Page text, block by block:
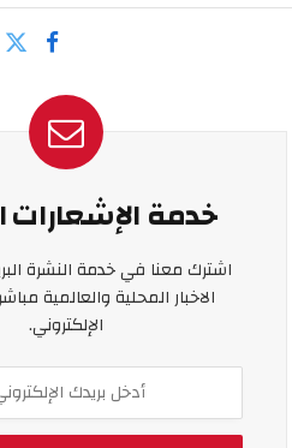
خدمة الإشعارات
اشترك معنا في خدمة النشرة
الاخبار المحلية والعالمية
الإلكتروني.